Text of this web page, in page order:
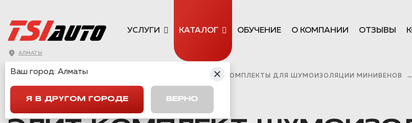
АЛМАТЫ
УСЛУГИ КАТАЛОГ ОБУЧЕНИЕ О КОМПАНИИ ОТЗЫВЫ
ГЛАВНАЯ → КАТАЛОГ → КОМПЛЕКТЫ ДЛЯ ШУМОИЗОЛЯЦИИ МИНИВЕНОВ →
Вернуться назад
Ваш город: Алматы
Я В ДРУГОМ ГОРОДЕ ВЕРНО